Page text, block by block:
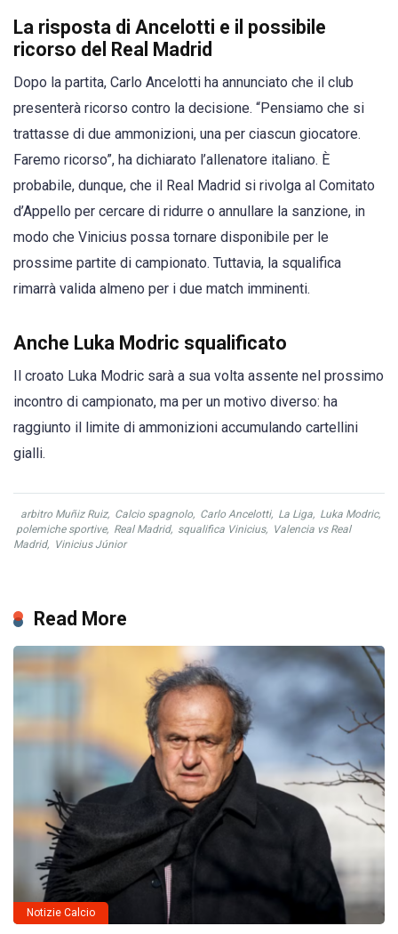
La risposta di Ancelotti e il possibile
ricorso del Real Madrid
Dopo la partita, Carlo Ancelotti ha annunciato che il club
presenterà ricorso contro la decisione. “Pensiamo che si
trattasse di due ammonizioni, una per ciascun giocatore.
Faremo ricorso”, ha dichiarato l’allenatore italiano. È
probabile, dunque, che il Real Madrid si rivolga al Comitato
d’Appello per cercare di ridurre o annullare la sanzione, in
modo che Vinicius possa tornare disponibile per le
prossime partite di campionato. Tuttavia, la squalifica
rimarrà valida almeno per i due match imminenti.
Anche Luka Modric squalificato
Il croato Luka Modric sarà a sua volta assente nel prossimo
incontro di campionato, ma per un motivo diverso: ha
raggiunto il limite di ammonizioni accumulando cartellini
gialli.
arbitro Muñiz Ruiz, Calcio spagnolo, Carlo Ancelotti, La Liga, Luka Modric,
polemiche sportive, Real Madrid, squalifica Vinicius, Valencia vs Real
Madrid, Vinicius Júnior
Read More
Notizie Calcio